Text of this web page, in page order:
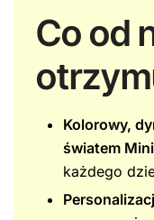
Co od
Kolorowy,
światem
każdego